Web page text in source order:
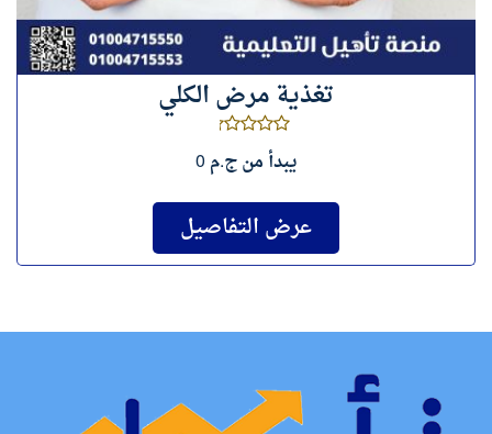
تغذية مرض الكلي
يبدأ منج.م 0
عرض التفاصيل